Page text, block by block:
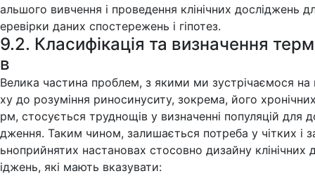
альшого вивчення і проведення клінічних досліджень
еревірки даних спостережень і гіпотез.
9.2. Класифікація та визначення
в
Велика частина проблем, з якими ми зустрічаємося на
ху до розуміння риносинуситу, зокрема, його
рм, стосується труднощів у визначенні популяцій для
дження. Таким чином, залишається потреба у чітких і
ьноприйнятих настановах стосовно дизайну клінічних
іджень, які мають вказувати: